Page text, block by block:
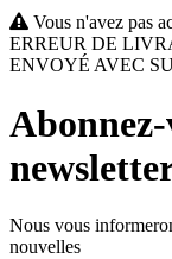
Vous n'avez pas
ERREUR DE
ENVOYÉ AVEC
Nous vous
nouvelles